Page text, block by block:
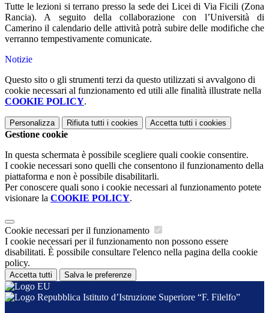
Tutte le lezioni si terrano presso la sede dei Licei di Via Ficili (Zona
Rancia). A seguito della collaborazione con l’Università di
Camerino il calendario delle attività potrà subire delle modifiche che
verranno tempestivamente comunicate.
Notizie
Questo sito o gli strumenti terzi da questo utilizzati si avvalgono di
cookie necessari al funzionamento ed utili alle finalità illustrate nella
COOKIE POLICY.
Personalizza Rifiuta tutti i cookies Accetta tutti i cookies
Gestione cookie
In questa schermata è possibile scegliere quali cookie consentire.
I cookie necessari sono quelli che consentono il funzionamento della
piattaforma e non è possibile disabilitarli.
Per conoscere quali sono i cookie necessari al funzionamento potete
visionare la COOKIE POLICY.
Cookie necessari per il funzionamento
I cookie necessari per il funzionamento non possono essere
disabilitati. È possibile consultare l'elenco nella pagina della cookie
policy.
Accetta tutti Salva le preferenze
Istituto d’Istruzione Superiore “F. Filelfo”